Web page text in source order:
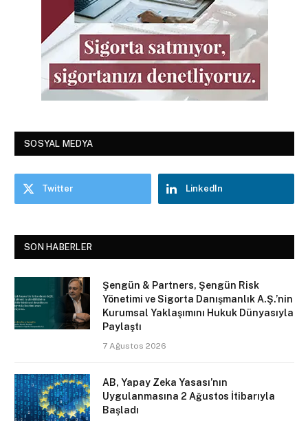
SOSYAL MEDYA
Twitter LinkedIn
SON HABERLER
Şengün & Partners, Şengün Risk
Yönetimi ve Sigorta Danışmanlık A.Ş.’nin
Kurumsal Yaklaşımını Hukuk Dünyasıyla
Paylaştı
7 Ağustos 2026
AB, Yapay Zeka Yasası’nın
Uygulanmasına 2 Ağustos İtibarıyla
Başladı